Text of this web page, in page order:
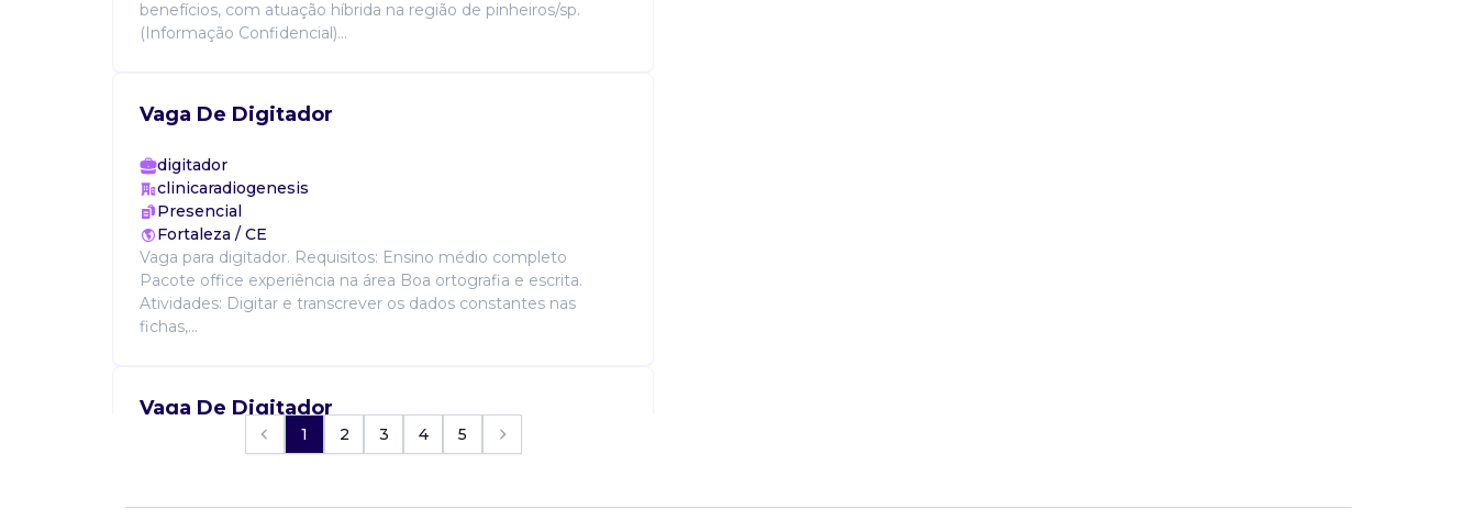
benefícios, com atuação híbrida na região de pinheiros/sp.
(Informação Confidencial)...
Vaga De Digitador
digitador
clinicaradiogenesis
Presencial
Fortaleza / CE
Vaga para digitador. Requisitos: Ensino médio completo
Pacote office experiência na área Boa ortografia e escrita.
Atividades: Digitar e transcrever os dados constantes nas
fichas,...
Vaga De Digitador
Presencial
1 2 3 4 5